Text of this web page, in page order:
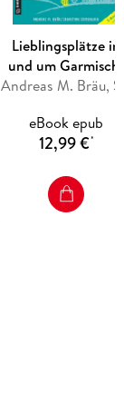
Lieblingsplätze in
und um Garmisch-
Partenkirchen
eBook epub
12,99 €*